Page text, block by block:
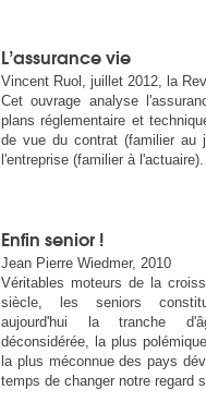
L’assurance vie
Vincent Ruol, juillet 2012, la
Cet ouvrage analyse
plans réglementaire et
de vue du contrat (familier au
l'entreprise (familier à l'actuaire).
Enfin senior !
Jean Pierre Wiedmer, 2010
Véritables moteurs de la
siècle, les seniors
aujourd'hui la tranche
déconsidérée, la plus
la plus méconnue des pays
temps de changer notre regard